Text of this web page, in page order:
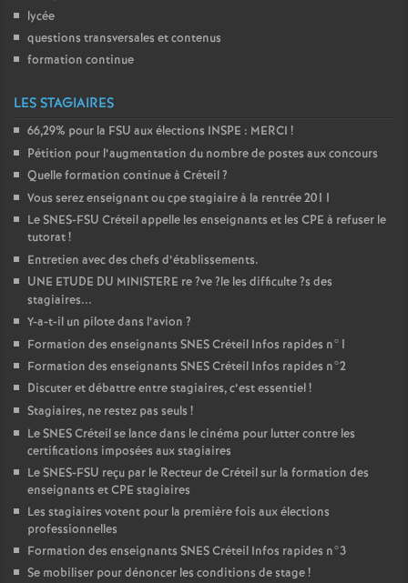
lycée
questions transversales et contenus
formation continue
LES STAGIAIRES
66,29% pour la FSU aux élections INSPE : MERCI !
Pétition pour l’augmentation du nombre de postes aux concours
Quelle formation continue à Créteil?
Vous serez enseignant ou cpe stagiaire à la rentrée 2011
LeSNES-FSU Créteil appelle les enseignants et les CPE à refuser le
tutorat!
Entretien avec des chefs d’établissements.
UNE ETUDE DU MINISTERE re?ve?le les difficulte?s des
stagiaires...
Y-a-t-il un pilote dans l’avion ?
Formation des enseignants SNESCréteil Infos rapides n°1
Formation des enseignants SNESCréteil Infos rapides n°2
Discuter et débattre entre stagiaires, c’est essentiel!
Stagiaires, ne restez pas seuls !
LeSNESCréteil se lance dans le cinéma pour lutter contre les
certifications imposées aux stagiaires
LeSNES-FSU reçu par le Recteur de Créteil sur la formation des
enseignants etCPE stagiaires
Les stagiaires votent pour la première fois aux élections
professionnelles
Formation des enseignants SNESCréteil Infos rapides n°3
Se mobiliser pour dénoncer les conditions de stage!